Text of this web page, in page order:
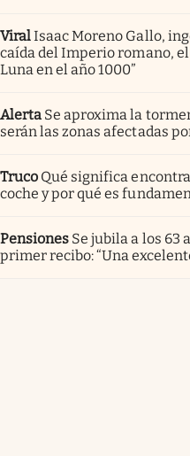
ViralIsaac Moreno Gallo,
caída del Imperio romano,
Luna en el año 1000”
Alerta Se aproxima la
serán las zonas afectadas
Truco Qué significa
coche y por qué es
Pensiones Se jubila a los 63
primer recibo: “Una